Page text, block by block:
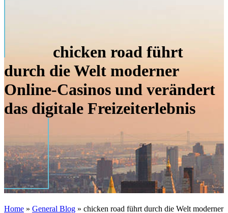
chicken road führt
durch die Welt moderner
Online-Casinos und verändert
das digitale Freizeiterlebnis
Home » General Blog » chicken road führt durch die Welt moderner